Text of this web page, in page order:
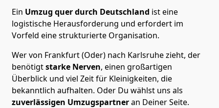
Ein Umzug quer durch Deutschland ist eine
logistische Herausforderung und erfordert im
Vorfeld eine strukturierte Organisation.
Wer von Frankfurt (Oder) nach Karlsruhe zieht, der
benötigtstarke Nerven, einen großartigen
Überblick und viel Zeit für Kleinigkeiten, die
bekanntlich aufhalten. Oder Du wählst uns als
zuverlässigen Umzugspartneran Deiner Seite.